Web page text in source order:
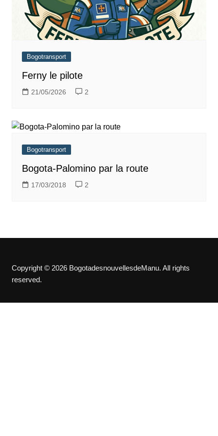
Bogotransport
Ferny le pilote
21/05/2026 2
Bogotransport
Bogota-Palomino par la route
17/03/2018 2
Copyright © 2026 BogotadesnouvellesdeManu. All rights
reserved.